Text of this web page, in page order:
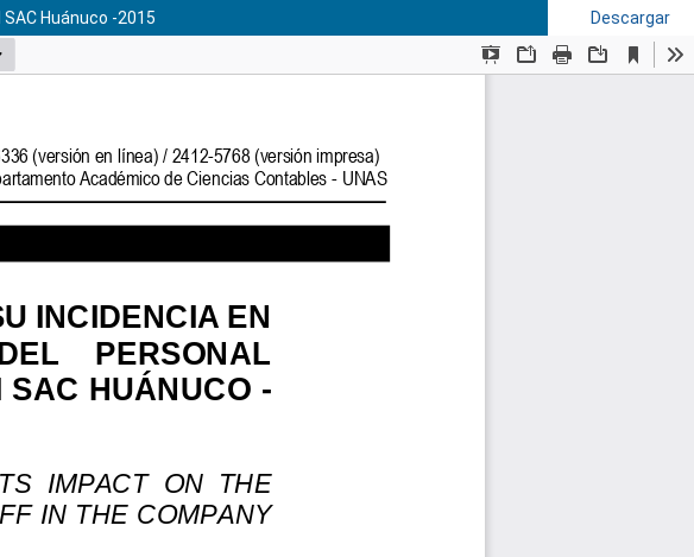
Huánuco -2015 Descargar